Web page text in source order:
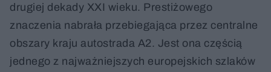
drugiej dekady XXI wieku. Prestiżowego
znaczenia nabrała przebiegająca przez centralne
obszary kraju autostrada A2. Jest ona częścią
jednego z najważniejszych europejskich szlaków